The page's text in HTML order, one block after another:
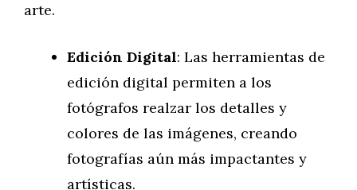
arte.
Edición Digital: Las herramientas de
edición digital permiten a los
fotógrafos realzar los detalles y
colores de las imágenes, creando
fotografías aún más impactantes y
artísticas.